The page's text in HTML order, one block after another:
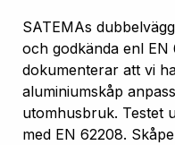
SATEMAs
och godkända enl EN
dokumenterar att vi
aluminiumskåp
utomhusbruk. Testet
med EN 62208.